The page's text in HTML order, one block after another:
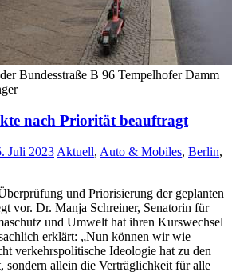
Bundesstraße B 96 Tempelhofer Damm
nach Priorität beauftragt
Juli 2023 Aktuell, Auto & Mobiles, Berlin,
und Priorisierung der geplanten
vor. Dr. Manja Schreiner, Senatorin für
und Umwelt hat ihren Kurswechsel
erklärt: „Nun können wir wie
verkehrspolitische Ideologie hat zu den
sondern allein die Verträglichkeit für alle